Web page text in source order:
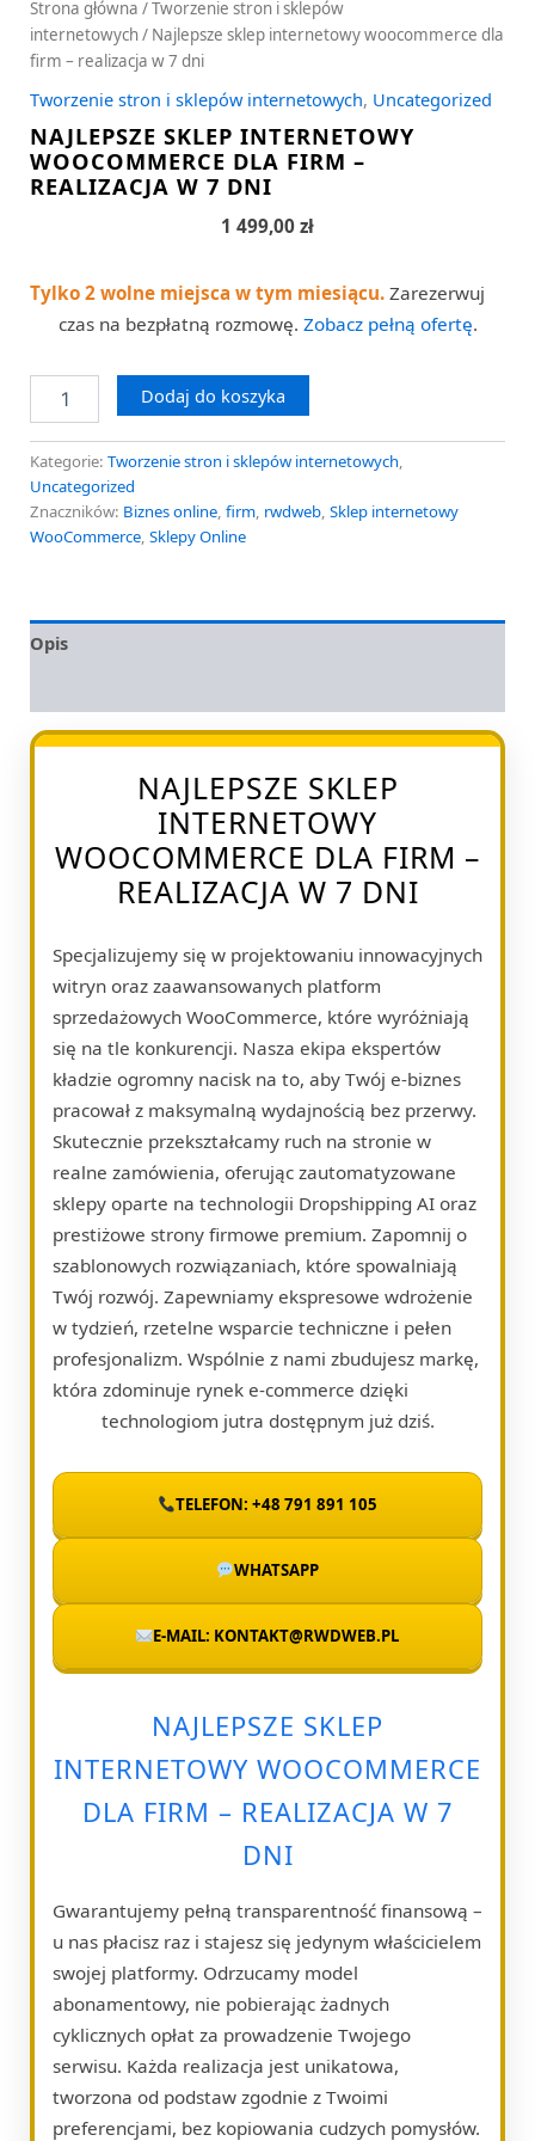
Strona główna /Tworzenie stron i sklepów
internetowych/ Najlepsze sklep internetowy woocommerce dla
firm – realizacja w 7 dni
Tworzenie stron i sklepów internetowych, Uncategorized
NAJLEPSZE SKLEP INTERNETOWY
WOOCOMMERCE DLA FIRM –
REALIZACJA W 7 DNI
1 499,00 zł
Tylko 2 wolne miejsca w tym miesiącu. Zarezerwuj
czas na bezpłatną rozmowę. Zobacz pełną ofertę.
Dodaj do koszyka
Kategorie: Tworzenie stron i sklepów internetowych,
Uncategorized
Znaczników: Biznes online, firm, rwdweb, Sklep internetowy
WooCommerce, Sklepy Online
Opis
NAJLEPSZE SKLEP
INTERNETOWY
WOOCOMMERCE DLA FIRM –
REALIZACJA W 7 DNI
Specjalizujemy się w projektowaniu innowacyjnych
witryn oraz zaawansowanych platform
sprzedażowych WooCommerce, które wyróżniają
się na tle konkurencji. Nasza ekipa ekspertów
kładzie ogromny nacisk na to, aby Twój e-biznes
pracował z maksymalną wydajnością bez przerwy.
Skutecznie przekształcamy ruch na stronie w
realne zamówienia, oferując zautomatyzowane
sklepy oparte na technologii Dropshipping AI oraz
prestiżowe strony firmowe premium. Zapomnij o
szablonowych rozwiązaniach, które spowalniają
Twój rozwój. Zapewniamy ekspresowe wdrożenie
w tydzień, rzetelne wsparcie techniczne i pełen
profesjonalizm. Wspólnie z nami zbudujesz markę,
która zdominuje rynek e-commerce dzięki
technologiom jutra dostępnym już dziś.
TELEFON: +48 791 891 105
WHATSAPP
E-MAIL: KONTAKT@RWDWEB.PL
NAJLEPSZE SKLEP
INTERNETOWY WOOCOMMERCE
DLA FIRM – REALIZACJA W 7
DNI
Gwarantujemy pełną transparentność finansową –
u nas płacisz raz i stajesz się jedynym właścicielem
swojej platformy. Odrzucamy model
abonamentowy, nie pobierając żadnych
cyklicznych opłat za prowadzenie Twojego
serwisu. Każda realizacja jest unikatowa,
tworzona od podstaw zgodnie z Twoimi
preferencjami, bez kopiowania cudzych pomysłów.